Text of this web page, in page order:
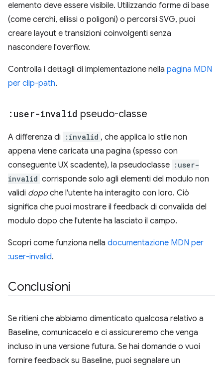
elemento deve essere visibile. Utilizzando forme di base
(come cerchi, ellissi o poligoni) o percorsi SVG, puoi
creare layout e transizioni coinvolgenti senza
nascondere l'overflow.
Controlla i dettagli di implementazione nella pagina MDN
per clip-path.
:user-invalid pseudo-classe
A differenza di :invalid , che applica lo stile non
appena viene caricata una pagina (spesso con
conseguente UX scadente), la pseudoclasse :user-
invalid corrisponde solo agli elementi del modulo non
validi dopo che l'utente ha interagito con loro. Ciò
significa che puoi mostrare il feedback di convalida del
modulo dopo che l'utente ha lasciato il campo.
Scopri come funziona nella documentazione MDN per
:user-invalid.
Conclusioni
Se ritieni che abbiamo dimenticato qualcosa relativo a
Baseline, comunicacelo e ci assicureremo che venga
incluso in una versione futura. Se hai domande o vuoi
fornire feedback su Baseline, puoi segnalare un